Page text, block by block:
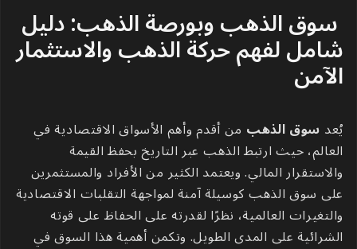
سوق الذهب وبورصة الذهب: دليل
شامل لفهم حركة الذهب والاستثمار
الآمن
يُعد سوق الذهب من أقدم وأهم الأسواق الاقتصادية في
العالم، حيث ارتبط الذهب عبر التاريخ بحفظ القيمة
والاستقرار المالي. ويعتمد الكثير من الأفراد والمستثمرين
على سوق الذهب كوسيلة آمنة لمواجهة التقلبات الاقتصادية
والتغيرات العالمية، نظرًا لقدرته على الحفاظ على قوته
الشرائية على المدى الطويل. وتكمن أهمية هذا السوق في